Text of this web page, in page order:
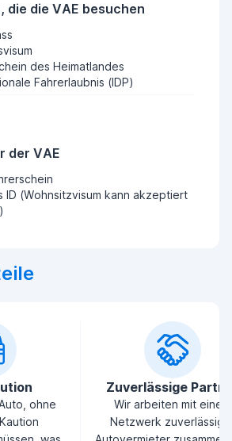
die die VAE besuchen
des Heimatlandes
Fahrerlaubnis (IDP)
der VAE
ID (Wohnsitzvisum kann akzeptiert
ohne
Zuverlässige
Wir arbeiten mit einem
Netzwerk